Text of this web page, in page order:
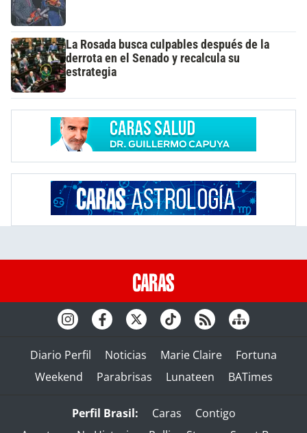
La Rosada busca culpables después de la
derrota en el Senado y recalcula su
estrategia
Diario Perfil Noticias Marie Claire
Fortuna
Weekend
Parabrisas Lunateen BATimes
Perfil Brasil: Caras
Contigo